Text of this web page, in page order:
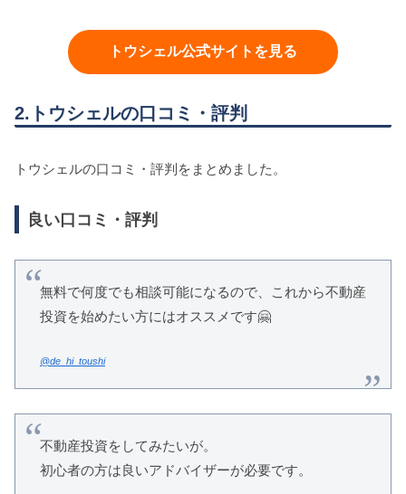
トウシェル公式サイトを見る
2.トウシェルの口コミ・評判
トウシェルの口コミ・評判をまとめました。
良い口コミ・評判
無料で何度でも相談可能になるので、これから不動産
投資を始めたい方にはオススメです🤗
@de_hi_toushi
不動産投資をしてみたいが。
初心者の方は良いアドバイザーが必要です。